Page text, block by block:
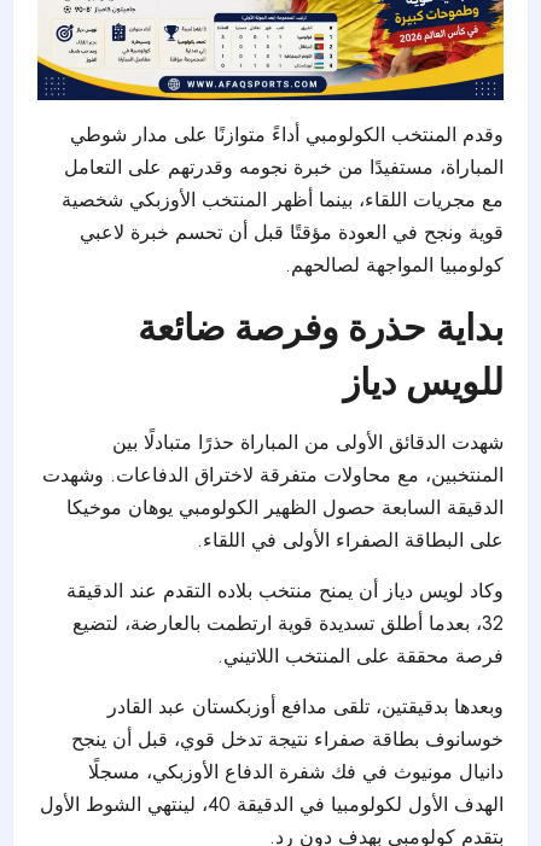
وقدم المنتخب الكولومبي أداءً متوازنًا على مدار شوطي
المباراة، مستفيدًا من خبرة نجومه وقدرتهم على التعامل
مع مجريات اللقاء، بينما أظهر المنتخب الأوزبكي شخصية
قوية ونجح في العودة مؤقتًا قبل أن تحسم خبرة لاعبي
كولومبيا المواجهة لصالحهم.
بداية حذرة وفرصة ضائعة
للويس دياز
شهدت الدقائق الأولى من المباراة حذرًا متبادلًا بين
المنتخبين، مع محاولات متفرقة لاختراق الدفاعات. وشهدت
الدقيقة السابعة حصول الظهير الكولومبي يوهان موخيكا
على البطاقة الصفراء الأولى في اللقاء.
وكاد لويس دياز أن يمنح منتخب بلاده التقدم عند الدقيقة
32، بعدما أطلق تسديدة قوية ارتطمت بالعارضة، لتضيع
فرصة محققة على المنتخب اللاتيني.
وبعدها بدقيقتين، تلقى مدافع أوزبكستان عبد القادر
خوسانوف بطاقة صفراء نتيجة تدخل قوي، قبل أن ينجح
دانيال مونيوث في فك شفرة الدفاع الأوزبكي، مسجلًا
الهدف الأول لكولومبيا في الدقيقة 40، لينتهي الشوط الأول
بتقدم كولومبي بهدف دون رد.